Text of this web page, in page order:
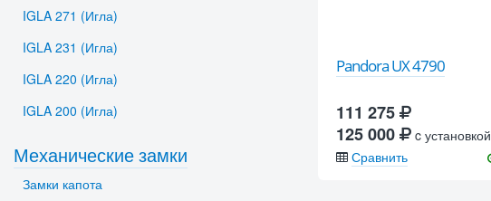
Pandora UX 4790
111 275
125 000
c установкой
Сравнить
IGLA 271 (Игла)
IGLA 231 (Игла)
IGLA 220 (Игла)
IGLA 200 (Игла)
Механические замки
Замки капота